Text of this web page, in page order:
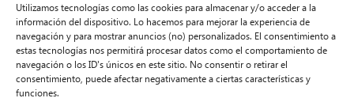
Utilizamos tecnologías como las cookies para almacenar y/o acceder a la
información del dispositivo. Lo hacemos para mejorar la experiencia de
navegación y para mostrar anuncios (no) personalizados. El consentimiento a
estas tecnologías nos permitirá procesar datos como el comportamiento de
navegación o los ID's únicos en este sitio. No consentir o retirar el
consentimiento, puede afectar negativamente a ciertas características y
funciones.
Aviso Legal
Términos y condiciones
Política de privacidad